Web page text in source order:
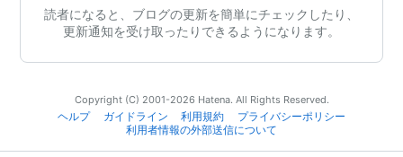
読者になると、ブログの更新を簡単にチェックしたり、
更新通知を受け取ったりできるようになります。
Copyright (C) 2001-2026 Hatena. All Rights Reserved.
ヘルプ
ガイドライン 利用規約
プライバシーポリシー
利用者情報の外部送信について